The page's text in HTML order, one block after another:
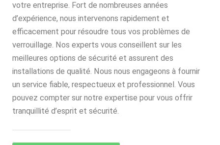
votre entreprise. Fort de nombreuses années
d’expérience, nous intervenons rapidement et
efficacement pour résoudre tous vos problèmes de
verrouillage. Nos experts vous conseillent sur les
meilleures options de sécurité et assurent des
installations de qualité. Nous nous engageons à fournir
un service fiable, respectueux et professionnel. Vous
pouvez compter sur notre expertise pour vous offrir
tranquillité d’esprit et sécurité.